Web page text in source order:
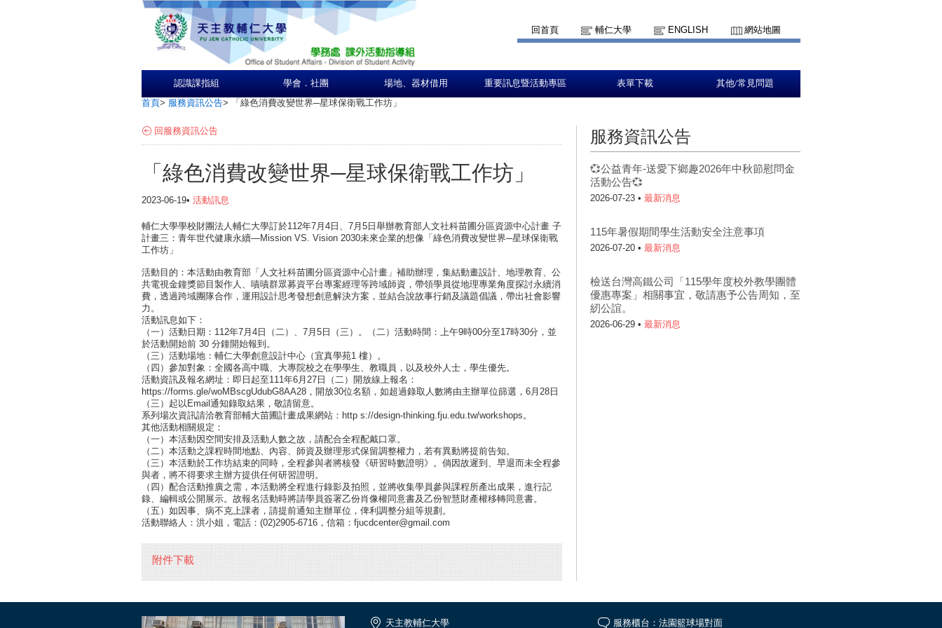
回首頁 輔仁大學 ENGLISH 網站地圖
認識課指組 學會．社團 場地、器材借用 重要訊息暨活動專區 表單下載 其他/常見問題
首頁> 服務資訊公告> 「綠色消費改變世界─星球保衛戰工作坊」
回服務資訊公告
「綠色消費改變世界─星球保衛戰工作坊」
2023-06-19• 活動訊息
輔仁大學學校財團法人輔仁大學訂於112年7月4日、7月5日舉辦教育部人文社科苗圃分區資源中心計畫 子
計畫三：青年世代健康永續—Mission VS. Vision 2030未來企業的想像「綠色消費改變世界─星球保衛戰
工作坊」
活動目的：本活動由教育部「人文社科苗圃分區資源中心計畫」補助辦理，集結動畫設計、地理教育、公
共電視金鐘獎節目製作人、嘖嘖群眾募資平台專案經理等跨域師資，帶領學員從地理專業角度探討永續消
費，透過跨域團隊合作，運用設計思考發想創意解決方案，並結合說故事行銷及議題倡議，帶出社會影響
力。
活動訊息如下：
（一）活動日期：112年7月4日（二）、7月5日（三）。（二）活動時間：上午9時00分至17時30分，並
於活動開始前 30 分鐘開始報到。
（三）活動場地：輔仁大學創意設計中心（宜真學苑1 樓）。
（四）參加對象：全國各高中職、大專院校之在學學生、教職員，以及校外人士，學生優先。
活動資訊及報名網址：即日起至111年6月27日（二）開放線上報名：
https://forms.gle/woMBscgUdubG8AA28，開放30位名額，如超過錄取人數將由主辦單位篩選，6月28日
（三）起以Email通知錄取結果，敬請留意。
系列場次資訊請洽教育部輔大苗圃計畫成果網站：http s://design-thinking.fju.edu.tw/workshops。
其他活動相關規定：
（一）本活動因空間安排及活動人數之故，請配合全程配戴口罩。
（二）本活動之課程時間地點、內容、師資及辦理形式保留調整權力，若有異動將提前告知。
（三）本活動於工作坊結束的同時，全程參與者將核發《研習時數證明》。倘因故遲到、早退而未全程參
與者，將不得要求主辦方提供任何研習證明。
（四）配合活動推廣之需，本活動將全程進行錄影及拍照，並將收集學員參與課程所產出成果，進行記
錄、編輯或公開展示。故報名活動時將請學員簽署乙份肖像權同意書及乙份智慧財產權移轉同意書。
（五）如因事、病不克上課者，請提前通知主辦單位，俾利調整分組等規劃。
活動聯絡人：洪小姐，電話：(02)2905-6716，信箱：fjucdcenter@gmail.com
附件下載
服務資訊公告
💞公益青年-送愛下鄉趣2026年中秋節慰問金
活動公告💞
2026-07-23 • 最新消息
115年暑假期間學生活動安全注意事項
2026-07-20 • 最新消息
檢送台灣高鐵公司「115學年度校外教學團體
優惠專案」相關事宜，敬請惠予公告周知，至
紉公誼。
2026-06-29 • 最新消息
天主教輔仁大學 服務櫃台：法園籃球場對面